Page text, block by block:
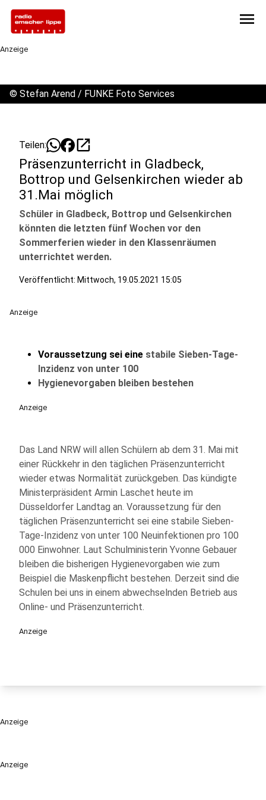
menu
Anzeige
Anzeige
© Stefan Arend / FUNKE Foto Services
Teilen: open_in_new
Präsenzunterricht in Gladbeck,
Bottrop und Gelsenkirchen wieder ab
31.Mai möglich
Schüler in Gladbeck, Bottrop und Gelsenkirchen
könnten die letzten fünf Wochen vor den
Sommerferien wieder in den Klassenräumen
unterrichtet werden.
Veröffentlicht: Mittwoch, 19.05.2021 15:05
Anzeige
Voraussetzung sei eine stabile Sieben-Tage-
Inzidenz von unter 100
Hygienevorgaben bleiben bestehen
Anzeige
Das Land NRW will allen Schülern ab dem 31. Mai mit
einer Rückkehr in den täglichen Präsenzunterricht
wieder etwas Normalität zurückgeben. Das kündigte
Ministerpräsident Armin Laschet heute im
Düsseldorfer Landtag an. Voraussetzung für den
täglichen Präsenzunterricht sei eine stabile Sieben-
Tage-Inzidenz von unter 100 Neuinfektionen pro 100
000 Einwohner. Laut Schulministerin Yvonne Gebauer
bleiben die bisherigen Hygienevorgaben wie zum
Beispiel die Maskenpflicht bestehen. Derzeit sind die
Schulen bei uns in einem abwechselnden Betrieb aus
Online- und Präsenzunterricht.
Anzeige
Anzeige